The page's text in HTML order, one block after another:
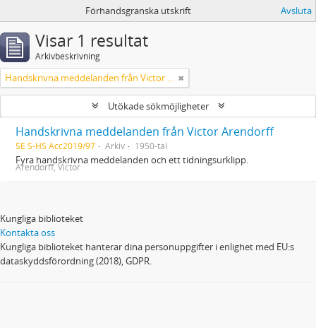
Förhandsgranska utskrift Avsluta
Visar 1 resultat
Arkivbeskrivning
Handskrivna meddelanden från Victor Arendorff
Utökade sökmöjligheter
Handskrivna meddelanden från Victor Arendorff
SE S-HS Acc2019/97 Arkiv 1950-tal
Fyra handskrivna meddelanden och ett tidningsurklipp.
Arendorff, Victor
Kungliga biblioteket
Kontakta oss
Kungliga biblioteket hanterar dina personuppgifter i enlighet med EU:s
dataskyddsförordning (2018), GDPR.